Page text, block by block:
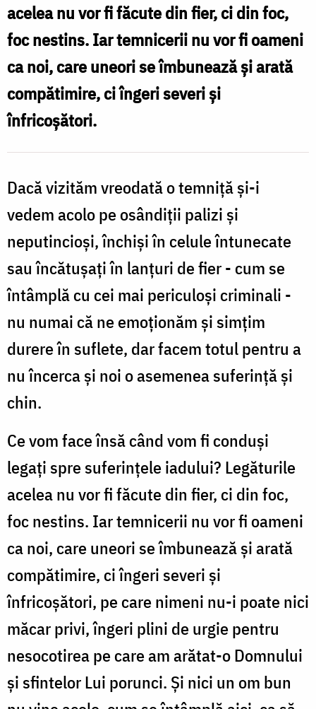
acelea nu vor fi făcute din fier, ci din foc,
foc nestins. Iar temnicerii nu vor fi oameni
ca noi, care uneori se îmbunează şi arată
compătimire, ci îngeri severi şi
înfricoşători.
Dacă vizităm vreodată o temniţă şi-i
vedem acolo pe osândiţii palizi şi
neputincioşi, închişi în celule întunecate
sau încătuşaţi în lanţuri de fier - cum se
întâmplă cu cei mai periculoşi criminali -
nu numai că ne emoţionăm şi simţim
durere în suflete, dar facem totul pentru a
nu încerca şi noi o asemenea suferinţă şi
chin.
Ce vom face însă când vom fi conduşi
legaţi spre suferinţele iadului? Legăturile
acelea nu vor fi făcute din fier, ci din foc,
foc nestins. Iar temnicerii nu vor fi oameni
ca noi, care uneori se îmbunează şi arată
compătimire, ci îngeri severi şi
înfricoşători, pe care nimeni nu-i poate nici
măcar privi, îngeri plini de urgie pentru
nesocotirea pe care am arătat-o Domnului
şi sfintelor Lui porunci. Şi nici un om bun